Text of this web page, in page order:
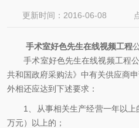
更新时间：2016-06-08
手术室好色先生在线视频工程
手术室好色先生在线视频工程公
共和国政府采购法》中有关供应商
外相还应达到下述要求：
1、从事相关生产经营一年以上
万元）以上的；